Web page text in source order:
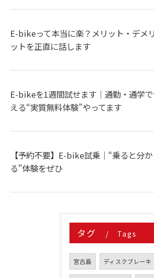
E-bikeって本当に楽？メリット・デメリ
ットを正直に話します
E-bikeを1週間試せます｜通勤・通学
える“実質無料体験”やってます
【予約不要】E-bike試乗｜“乗ると分か
る”体験をぜひ
タグ Tags
宮古島 ディスクブレーキ